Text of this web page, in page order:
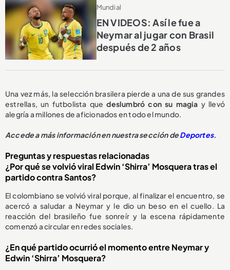
Mundial
EN VIDEOS: Así le fue a
Neymar al jugar con Brasil
después de 2 años
Una vez más, la selección brasilera pierde a una de sus grandes
estrellas, un futbolista que deslumbró con su magia y llevó
alegría a millones de aficionados en todo el mundo.
Accede a más información en nuestra sección deDeportes.
Preguntas y respuestas relacionadas
¿Por qué se volvió viral Edwin ‘Shirra’ Mosquera tras el
partido contra Santos?
El colombiano se volvió viral porque, al finalizar el encuentro, se
acercó a saludar a Neymar y le dio un beso en el cuello. La
reacción del brasileño fue sonreír y la escena rápidamente
comenzó a circular en redes sociales.
¿En qué partido ocurrió el momento entre Neymar y
Edwin ‘Shirra’ Mosquera?